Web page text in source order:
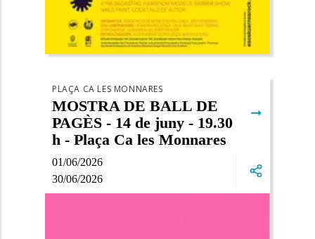
01/06/2026
30/06/2026
PLAÇA CA LES MONNARES
MOSTRA DE BALL DE
PAGÈS - 14 de juny - 19.30
h - Plaça Ca les Monnares
➞